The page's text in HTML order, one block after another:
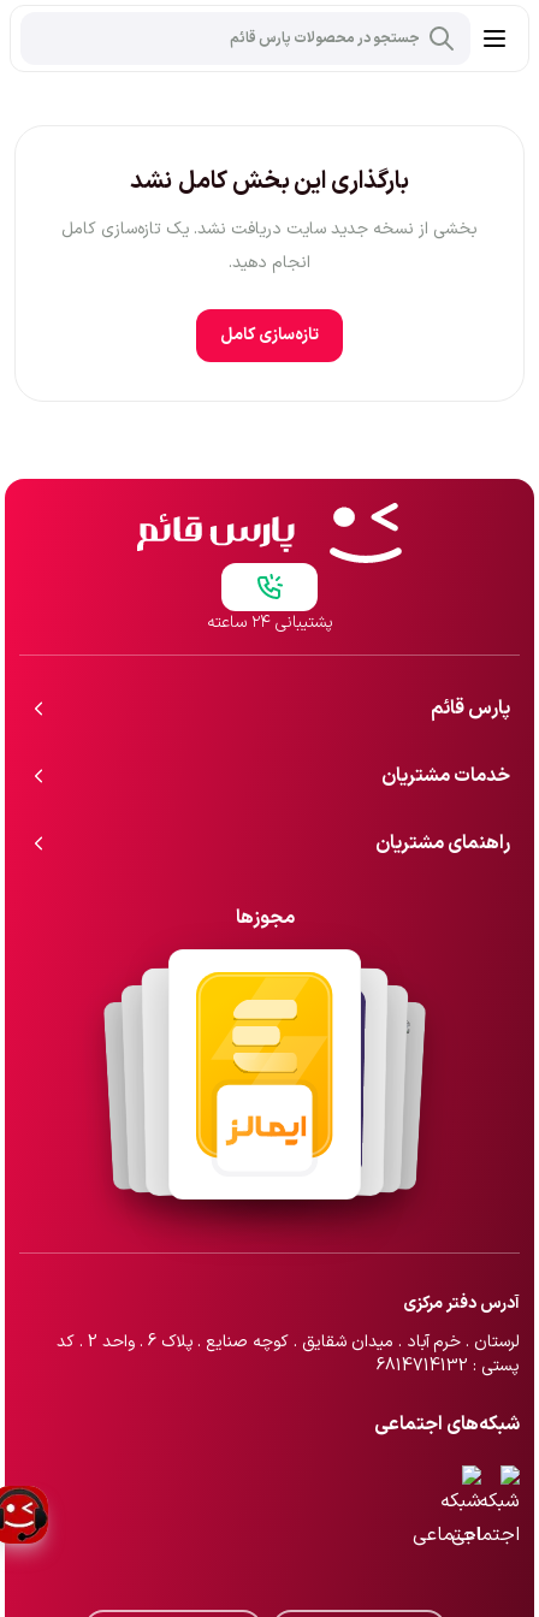
بارگذاری این بخش کامل نشد
بخشی از نسخه جدید سایت دریافت نشد. یک تازه‌سازی کامل
انجام دهید.
تازه‌سازی کامل
پشتیبانی ۲۴ ساعته
پارس قائم
خدمات مشتریان
راهنمای مشتریان
مجوزها
آدرس دفتر مرکزی
لرستان . خرم آباد . میدان شقایق . کوچه صنایع . پلاک 6 . واحد 2 . کد
پستی : 6814714132
شبکه‌های اجتماعی